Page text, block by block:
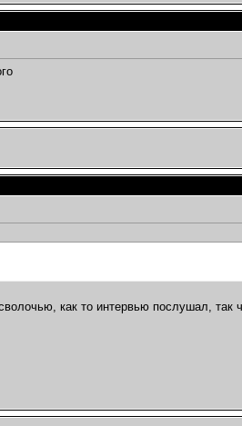
как то интервью послушал,